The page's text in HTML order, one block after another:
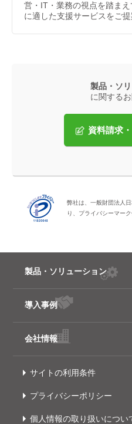
営・IT・業務の視点を踏ま
に適した支援サービスをご提
製品・ソ
に関する
資料請求
弊社は、一般財団法人
り、プライバシーマー
製品・ソリューション
導入事例
会社情報
サイトの利用条件
プライバシーポリシー
個人情報の取り扱いについ